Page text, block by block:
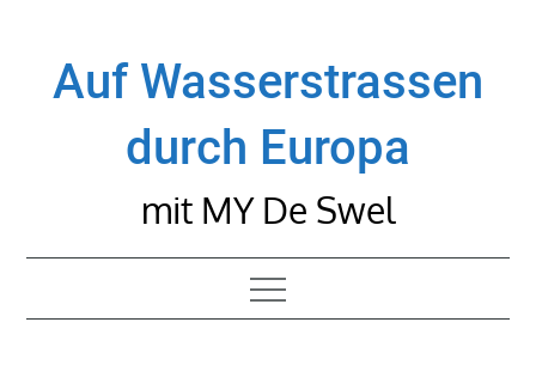
contentAuf Wasserstrassen
durch Europa
mit MY De Swel